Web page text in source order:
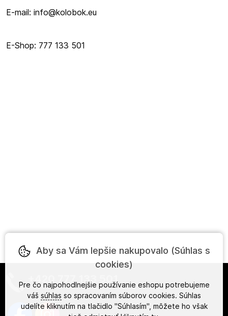
E-mail: info@kolobok.eu
E-Shop: 777 133 501
+420 777 133 501
Aby sa Vám lepšie nakupovalo (Súhlas s
cookies)
Pre čo najpohodlnejšie používanie eshopu potrebujeme
váš súhlas so spracovaním súborov cookies. Súhlas
udelíte kliknutím na tlačidlo "Súhlasím", môžete ho však